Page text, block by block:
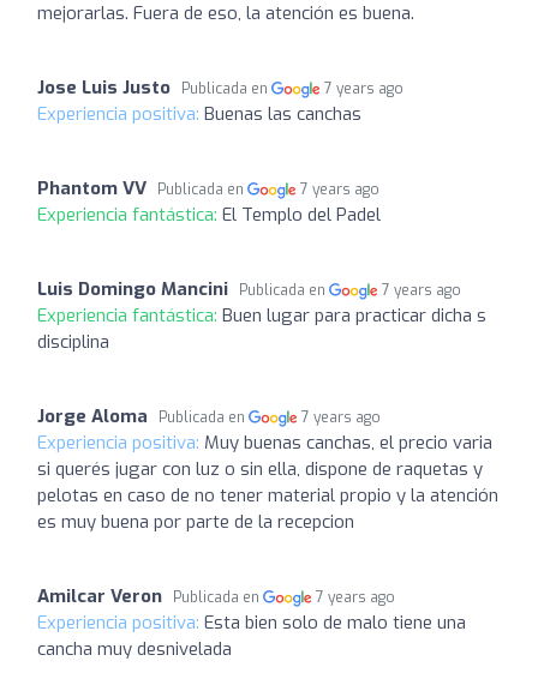
mejorarlas. Fuera de eso, la atención es buena.
Jose Luis Justo Publicada en 7 years ago
Experiencia positiva: Buenas las canchas
Phantom VV Publicada en 7 years ago
Experiencia fantástica: El Templo del Padel
Luis Domingo Mancini Publicada en 7 years ago
Experiencia fantástica: Buen lugar para practicar dicha s
disciplina
Jorge Aloma Publicada en 7 years ago
Experiencia positiva: Muy buenas canchas, el precio varia
si querés jugar con luz o sin ella, dispone de raquetas y
pelotas en caso de no tener material propio y la atención
es muy buena por parte de la recepcion
Amilcar Veron Publicada en 7 years ago
Experiencia positiva: Esta bien solo de malo tiene una
cancha muy desnivelada